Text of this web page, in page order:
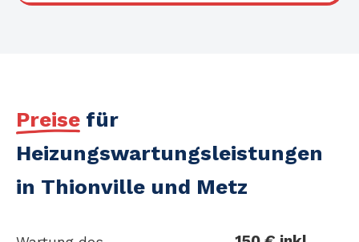
Preise für
Heizungswartungsleistungen
in Thionville und Metz